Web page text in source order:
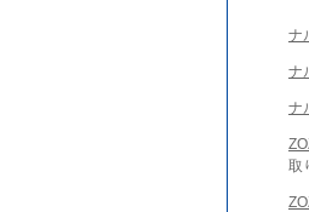
ナ
ナ
ナ
取